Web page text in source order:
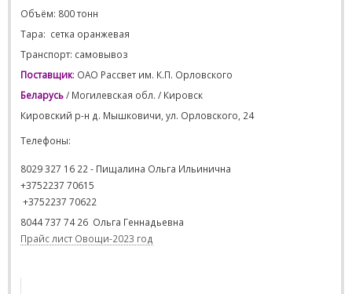
Объём: 800 тонн
Тара: сетка оранжевая
Транспорт: самовывоз
Поставщик: ОАО Рассвет им. К.П. Орловского
Беларусь/ Могилевская обл. / Кировск
Кировский р-н д. Мышковичи, ул. Орловского, 24
Телефоны:
8029 327 16 22 - Пищалина Ольга Ильинична
+3752237 70615
+3752237 70622
8044 737 74 26 Ольга Геннадьевна
Прайс лист Овощи-2023 год